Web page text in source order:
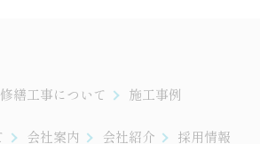
繕工事について 施工事例
会社案内 会社紹介 採用情報